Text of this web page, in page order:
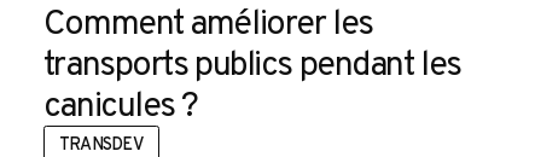
Comment améliorer les
transports publics pendant les
canicules ?
TRANSDEV